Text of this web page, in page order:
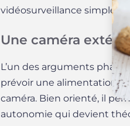
vidéosurveillance simple et
Une caméra
L’un des arguments
prévoir une alimentation
caméra. Bien orienté, il
autonomie qui devient